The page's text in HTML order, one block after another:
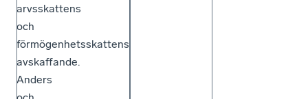
arvsskattens
och
förmögenhetsskattens
avskaffande.
Anders